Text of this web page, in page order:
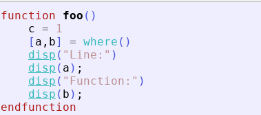
function foo ( )
c =
1
[ a , b] = where ( )
disp ( " Line: " )
disp ( a ) ;
disp ( " Function: " )
disp ( b ) ;
endfunction